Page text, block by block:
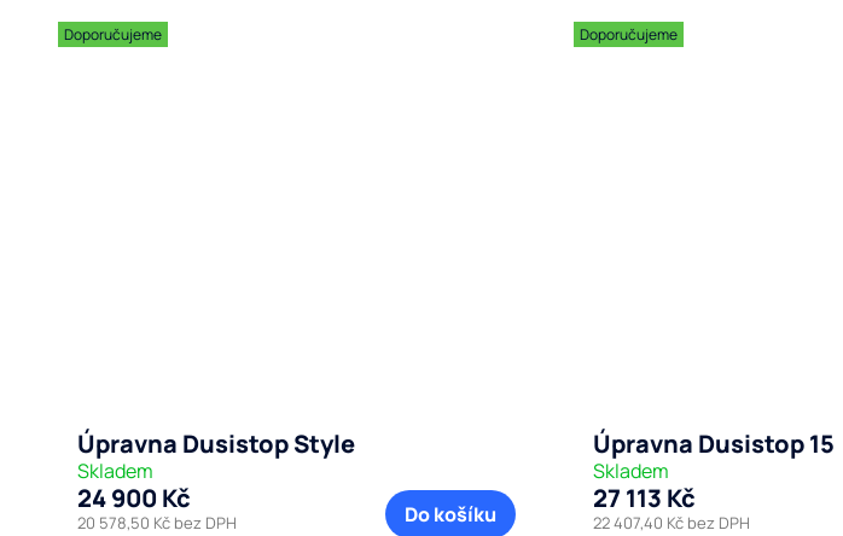
Doporučujeme
Úpravna Dusistop Style
Skladem
20 578,50 Kč bez DPH
24 900 Kč Do košíku
Doporučujeme
Úpravna Dusistop 15
Skladem
22 407,40 Kč bez DPH
27 113 Kč